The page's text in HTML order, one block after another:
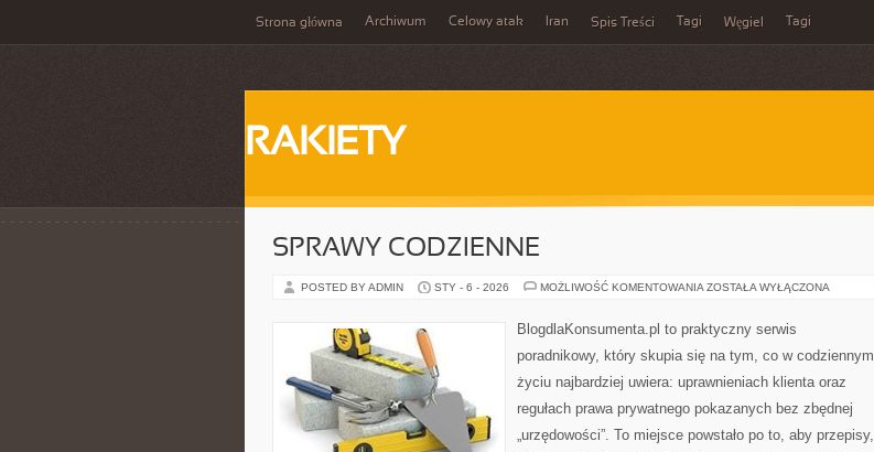
Strona główna Archiwum Celowy atak Iran Spis Treści Tagi Węgiel Tagi
RAKIETY
SPRAWY CODZIENNE
POSTED BY ADMIN STY - 6 - 2026 MOŻLIWOŚĆ KOMENTOWANIA SPRAWY
ZOSTAŁA WYŁĄCZONA
BlogdlaKonsumenta.pl to praktyczny serwis
poradnikowy, który skupia się na tym, co w codziennym
życiu najbardziej uwiera: uprawnieniach klienta oraz
regułach prawa prywatnego pokazanych bez zbędnej
„urzędowości”. To miejsce powstało po to, aby przepisy,